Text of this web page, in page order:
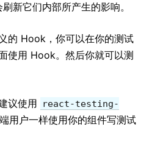
新它们内部所产生的影响。
的 Hook，你可以在你的测试
使用 Hook。然后你就可以测
议使用
react-testing-
用户一样使用你的组件写测试